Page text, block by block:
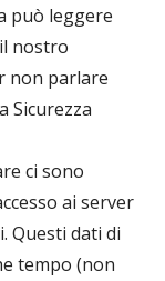
può leggere
nostro
non parlare
Sicurezza
ci sono
ai server
Questi dati di
tempo (non